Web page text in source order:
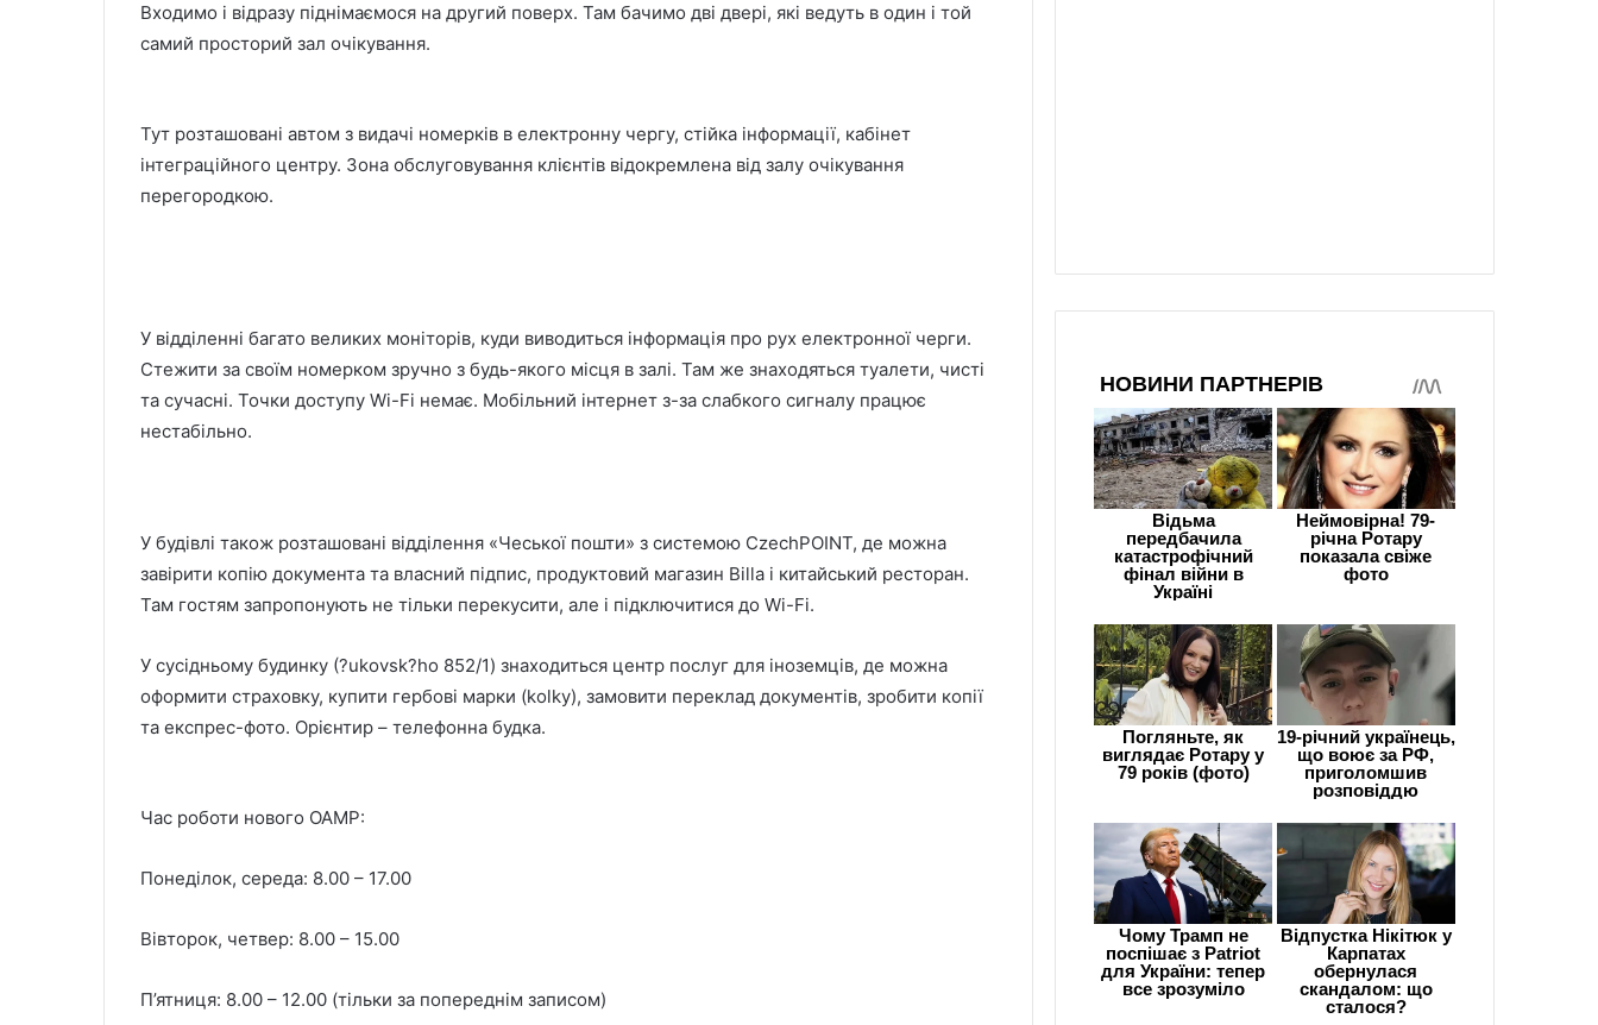
Входимо і відразу піднімаємося на другий поверх. Там бачимо дві двері, які ведуть в один і той
самий просторий зал очікування.
Тут розташовані автом з видачі номерків в електронну чергу, стійка інформації, кабінет
інтеграційного центру. Зона обслуговування клієнтів відокремлена від залу очікування
перегородкою.
У відділенні багато великих моніторів, куди виводиться інформація про рух електронної черги.
Стежити за своїм номерком зручно з будь-якого місця в залі. Там же знаходяться туалети, чисті
та сучасні. Точки доступу Wi-Fi немає. Мобільний інтернет з-за слабкого сигналу працює
нестабільно.
У будівлі також розташовані відділення «Чеської пошти» з системою CzechPOINT, де можна
завірити копію документа та власний підпис, продуктовий магазин Billa і китайський ресторан.
Там гостям запропонують не тільки перекусити, але і підключитися до Wi-Fi.
У сусідньому будинку (?ukovsk?ho 852/1) знаходиться центр послуг для іноземців, де можна
оформити страховку, купити гербові марки (kolky), замовити переклад документів, зробити копії
та експрес-фото. Орієнтир – телефонна будка.
Час роботи нового OAMP:
Понеділок, середа: 8.00 – 17.00
Вівторок, четвер: 8.00 – 15.00
П’ятниця: 8.00 – 12.00 (тільки за попереднім записом)